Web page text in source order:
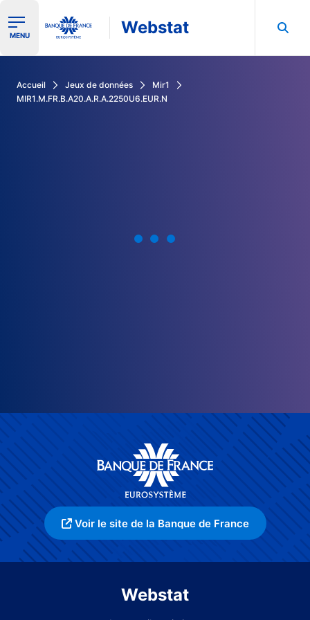
Ouvrir le menu de navigation
MENU Webstat
Accueil Jeux de données
Mir1
MIR1.M.FR.B.A20.A.R.A.2250U6.EUR.N
Voir le site de la Banque de France
Webstat